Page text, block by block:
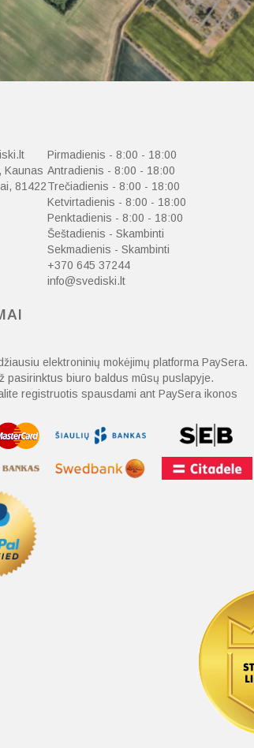
Kaunas
81422
Pirmadienis - 8:00 - 18:00
Antradienis - 8:00 - 18:00
Trečiadienis - 8:00 - 18:00
Ketvirtadienis - 8:00 - 18:00
Penktadienis - 8:00 - 18:00
Šeštadienis - Skambinti
Sekmadienis - Skambinti
+370 645 37244
info@svediski.lt
elektroninių mokėjimų platforma PaySera.
pasirinktus biuro baldus mūsų puslapyje.
registruotis spausdami ant PaySera ikonos